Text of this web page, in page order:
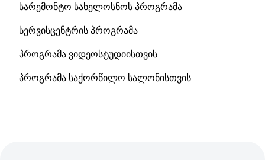
სარემონტო სახელოსნოს პროგრამა
სერვისცენტრის პროგრამა
პროგრამა ვიდეოსტუდიისთვის
პროგრამა საქორწილო სალონისთვის